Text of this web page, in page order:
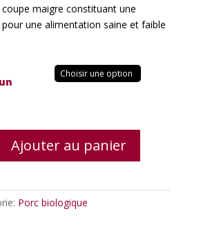
coupe maigre constituant une
une alimentation saine et faible
Ajouter au panier
Porc biologique